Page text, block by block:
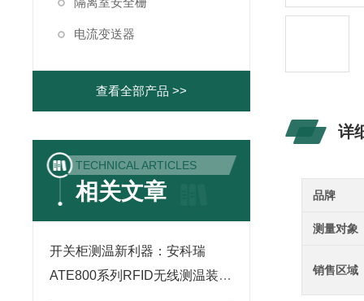
电流变送器
查看全部产品 >>
TECHNICAL ARTICLES
相关文章
开关柜测温新利器：安科瑞
ATE800系列RFID无线测温装置
详
品牌
测量对象
销售区域